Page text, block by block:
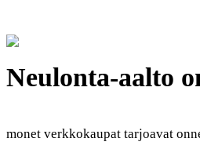
Neulonta-aalto
monet verkkokaupat tarjoavat